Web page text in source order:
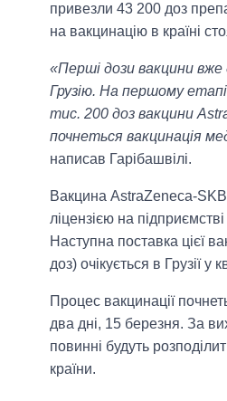
привезли 43 200 доз
на вакцинацію в країні
«Перші дози вакцини вже
Грузію. На першому
тис. 200 доз вакцини
почнеться вакцинація
написав Гарібашвілі.
Вакцина AstraZeneca-
ліцензією на
Наступна поставка цієї
доз) очікується в Грузії у
Процес вакцинації
два дні, 15 березня. За
повинні будуть
країни.